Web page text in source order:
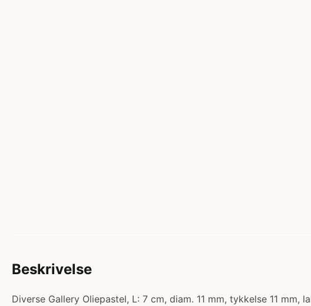
Beskrivelse
Diverse Gallery Oliepastel, L: 7 cm, diam. 11 mm, tykkelse 11